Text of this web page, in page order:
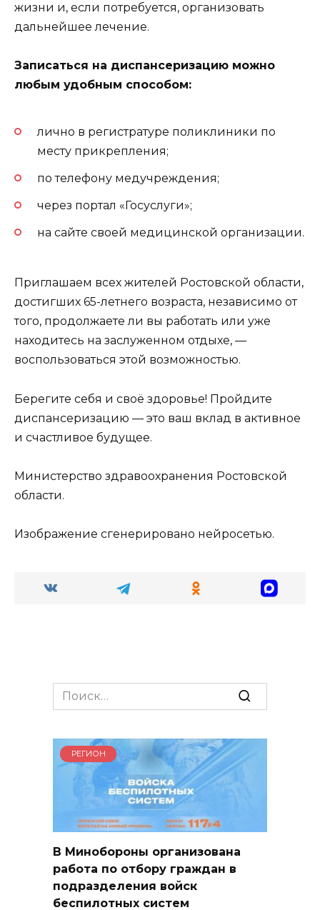
жизни и, если потребуется, организовать
дальнейшее лечение.
Записаться на диспансеризацию можно
любым удобным способом:
лично в регистратуре поликлиники по
месту прикрепления;
по телефону медучреждения;
через портал «Госуслуги»;
на сайте своей медицинской организации.
Приглашаем всех жителей Ростовской области,
достигших 65-летнего возраста, независимо от
того, продолжаете ли вы работать или уже
находитесь на заслуженном отдыхе, —
воспользоваться этой возможностью.
Берегите себя и своё здоровье! Пройдите
диспансеризацию — это ваш вклад в активное
и счастливое будущее.
Министерство здравоохранения Ростовской
области.
Изображение сгенерировано нейросетью.
Search
for:
РЕГИОН
В Минобороны организована
работа по отбору граждан в
подразделения войск
беспилотных систем